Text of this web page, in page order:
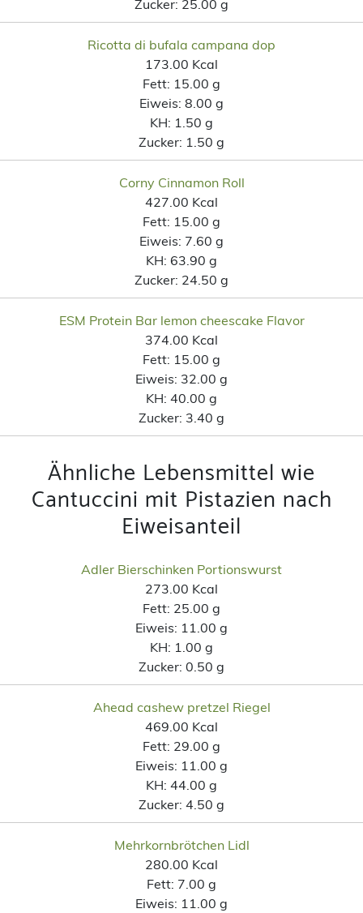
Zucker: 25.00 g
Ricotta di bufala campana dop
173.00 Kcal
Fett: 15.00 g
Eiweis: 8.00 g
KH: 1.50 g
Zucker: 1.50 g
Corny Cinnamon Roll
427.00 Kcal
Fett: 15.00 g
Eiweis: 7.60 g
KH: 63.90 g
Zucker: 24.50 g
ESM Protein Bar lemon cheescake Flavor
374.00 Kcal
Fett: 15.00 g
Eiweis: 32.00 g
KH: 40.00 g
Zucker: 3.40 g
Ähnliche Lebensmittel wie
Cantuccini mit Pistazien nach
Eiweisanteil
Adler Bierschinken Portionswurst
273.00 Kcal
Fett: 25.00 g
Eiweis: 11.00 g
KH: 1.00 g
Zucker: 0.50 g
Ahead cashew pretzel Riegel
469.00 Kcal
Fett: 29.00 g
Eiweis: 11.00 g
KH: 44.00 g
Zucker: 4.50 g
Mehrkornbrötchen Lidl
280.00 Kcal
Fett: 7.00 g
Eiweis: 11.00 g